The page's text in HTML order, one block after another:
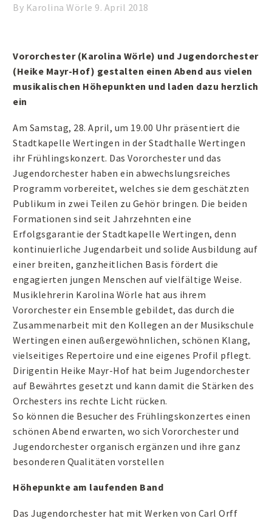
By Karolina Wörle 9. April 2018
Vororchester (Karolina Wörle) und Jugendorchester
(Heike Mayr-Hof) gestalten einen Abend aus vielen
musikalischen Höhepunkten und laden dazu herzlich
ein
Am Samstag, 28. April, um 19.00 Uhr präsentiert die
Stadtkapelle Wertingen in der Stadthalle Wertingen
ihr Frühlingskonzert. Das Vororchester und das
Jugendorchester haben ein abwechslungsreiches
Programm vorbereitet, welches sie dem geschätzten
Publikum in zwei Teilen zu Gehör bringen. Die beiden
Formationen sind seit Jahrzehnten eine
Erfolgsgarantie der Stadtkapelle Wertingen, denn
kontinuierliche Jugendarbeit und solide Ausbildung auf
einer breiten, ganzheitlichen Basis fördert die
engagierten jungen Menschen auf vielfältige Weise.
Musiklehrerin Karolina Wörle hat aus ihrem
Vororchester ein Ensemble gebildet, das durch die
Zusammenarbeit mit den Kollegen an der Musikschule
Wertingen einen außergewöhnlichen, schönen Klang,
vielseitiges Repertoire und eine eigenes Profil pflegt.
Dirigentin Heike Mayr-Hof hat beim Jugendorchester
auf Bewährtes gesetzt und kann damit die Stärken des
Orchesters ins rechte Licht rücken.
So können die Besucher des Frühlingskonzertes einen
schönen Abend erwarten, wo sich Vororchester und
Jugendorchester organisch ergänzen und ihre ganz
besonderen Qualitäten vorstellen
Höhepunkte am laufenden Band
Das Jugendorchester hat mit Werken von Carl Orff